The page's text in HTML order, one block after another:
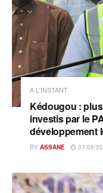
A L'INSTANT
Kédougou :
investis par le
développement
BY ASSANE 07/08/